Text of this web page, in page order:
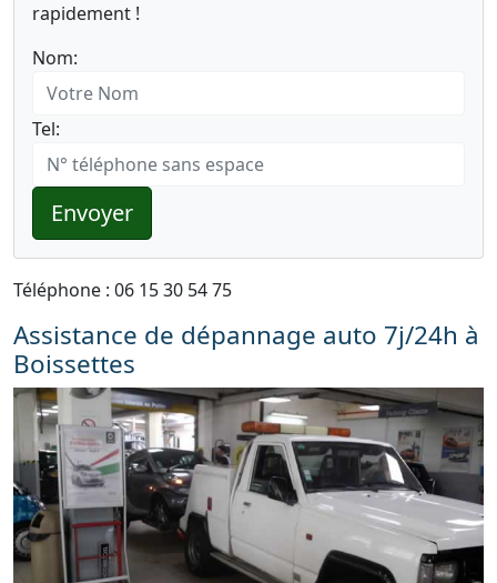
rapidement !
Nom:
Tel:
Envoyer
Téléphone : 06 15 30 54 75
Assistance de dépannage auto 7j/24h à
Boissettes